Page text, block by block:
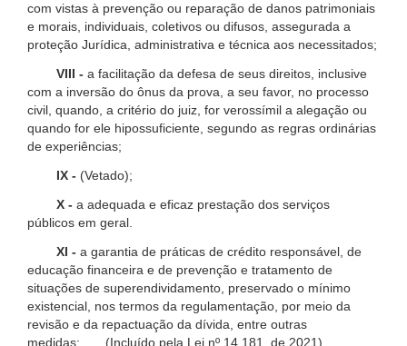
com vistas à prevenção ou reparação de danos patrimoniais
e morais, individuais, coletivos ou difusos, assegurada a
proteção Jurídica, administrativa e técnica aos necessitados;
VIII - a facilitação da defesa de seus direitos, inclusive
com a inversão do ônus da prova, a seu favor, no processo
civil, quando, a critério do juiz, for verossímil a alegação ou
quando for ele hipossuficiente, segundo as regras ordinárias
de experiências;
IX - (Vetado);
X - a adequada e eficaz prestação dos serviços
públicos em geral.
XI - a garantia de práticas de crédito responsável, de
educação financeira e de prevenção e tratamento de
situações de superendividamento, preservado o mínimo
existencial, nos termos da regulamentação, por meio da
revisão e da repactuação da dívida, entre outras
medidas; (Incluído pela Lei nº 14.181, de 2021)